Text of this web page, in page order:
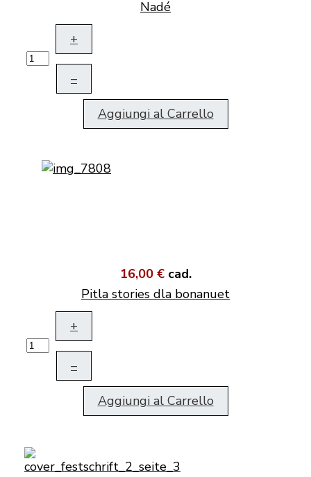
Nadé
+
–
Aggiungi al Carrello
16,00 € cad.
Pitla stories dla bonanuet
+
–
Aggiungi al Carrello